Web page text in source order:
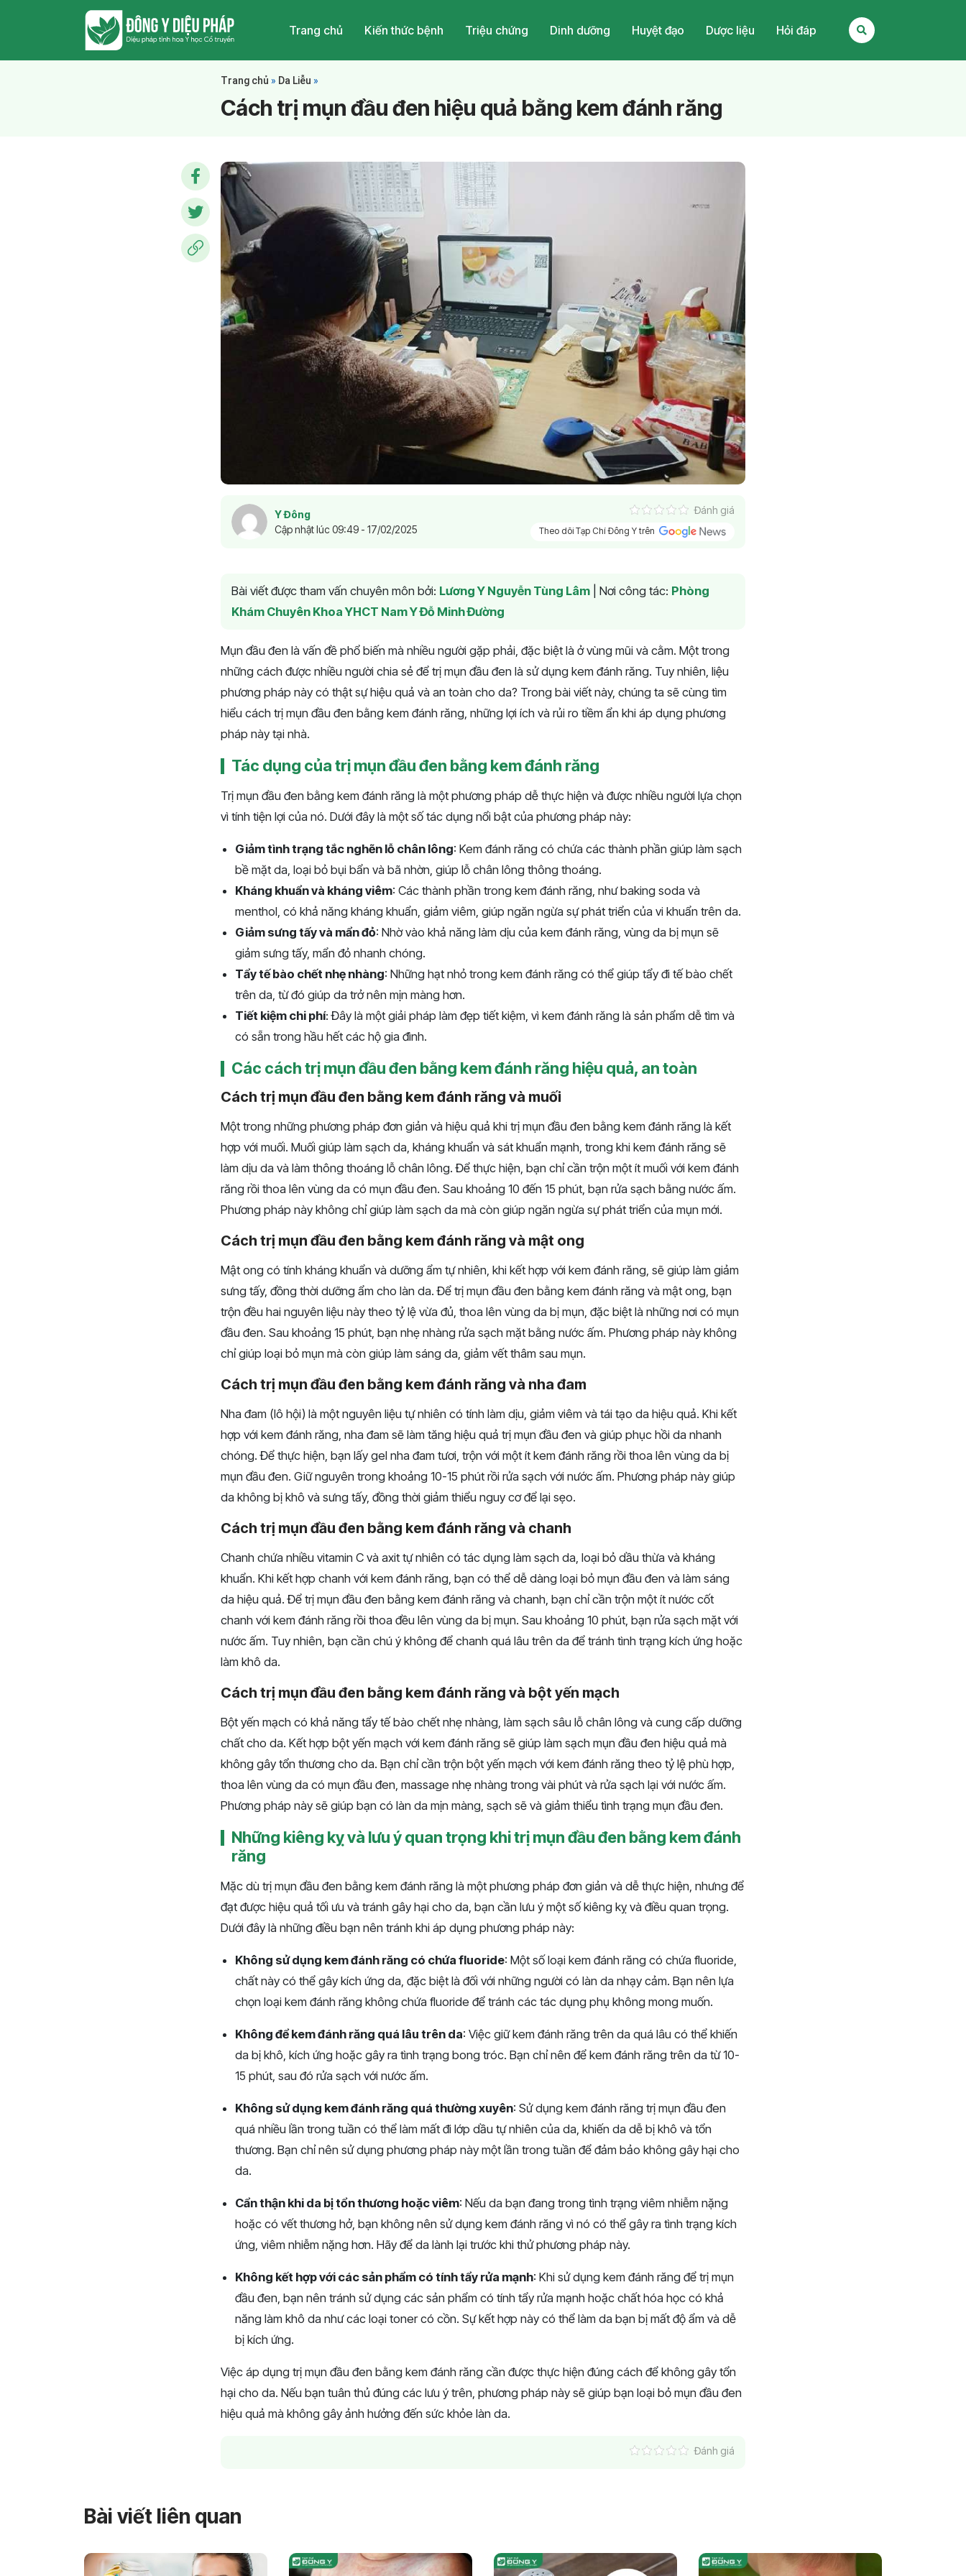
Trang chủ Kiến thức bệnh Triệu chứng Dinh dưỡng Huyệt đạo Dược liệu Hỏi đáp
Trang chủ » Da Liễu »
Cách trị mụn đầu đen hiệu quả bằng kem đánh răng
Y Đông
Cập nhật lúc 09:49 - 17/02/2025
Đánh giá
Theo dõi Tạp Chí Đông Y trên
Bài viết được tham vấn chuyên môn bởi: Lương Y Nguyễn Tùng Lâm Nơi công tác: Phòng
Khám Chuyên Khoa YHCT Nam Y Đỗ Minh Đường
Mụn đầu đen là vấn đề phổ biến mà nhiều người gặp phải, đặc biệt là ở vùng mũi và cằm. Một trong
những cách được nhiều người chia sẻ để trị mụn đầu đen là sử dụng kem đánh răng. Tuy nhiên, liệu
phương pháp này có thật sự hiệu quả và an toàn cho da? Trong bài viết này, chúng ta sẽ cùng tìm
hiểu cách trị mụn đầu đen bằng kem đánh răng, những lợi ích và rủi ro tiềm ẩn khi áp dụng phương
pháp này tại nhà.
Tác dụng của trị mụn đầu đen bằng kem đánh răng
Trị mụn đầu đen bằng kem đánh răng là một phương pháp dễ thực hiện và được nhiều người lựa chọn
vì tính tiện lợi của nó. Dưới đây là một số tác dụng nổi bật của phương pháp này:
Giảm tình trạng tắc nghẽn lỗ chân lông: Kem đánh răng có chứa các thành phần giúp làm sạch
bề mặt da, loại bỏ bụi bẩn và bã nhờn, giúp lỗ chân lông thông thoáng.
Kháng khuẩn và kháng viêm: Các thành phần trong kem đánh răng, như baking soda và
menthol, có khả năng kháng khuẩn, giảm viêm, giúp ngăn ngừa sự phát triển của vi khuẩn trên da.
Giảm sưng tấy và mẩn đỏ: Nhờ vào khả năng làm dịu của kem đánh răng, vùng da bị mụn sẽ
giảm sưng tấy, mẩn đỏ nhanh chóng.
Tẩy tế bào chết nhẹ nhàng: Những hạt nhỏ trong kem đánh răng có thể giúp tẩy đi tế bào chết
trên da, từ đó giúp da trở nên mịn màng hơn.
Tiết kiệm chi phí: Đây là một giải pháp làm đẹp tiết kiệm, vì kem đánh răng là sản phẩm dễ tìm và
có sẵn trong hầu hết các hộ gia đình.
Các cách trị mụn đầu đen bằng kem đánh răng hiệu quả, an toàn
Cách trị mụn đầu đen bằng kem đánh răng và muối
Một trong những phương pháp đơn giản và hiệu quả khi trị mụn đầu đen bằng kem đánh răng là kết
hợp với muối. Muối giúp làm sạch da, kháng khuẩn và sát khuẩn mạnh, trong khi kem đánh răng sẽ
làm dịu da và làm thông thoáng lỗ chân lông. Để thực hiện, bạn chỉ cần trộn một ít muối với kem đánh
răng rồi thoa lên vùng da có mụn đầu đen. Sau khoảng 10 đến 15 phút, bạn rửa sạch bằng nước ấm.
Phương pháp này không chỉ giúp làm sạch da mà còn giúp ngăn ngừa sự phát triển của mụn mới.
Cách trị mụn đầu đen bằng kem đánh răng và mật ong
Mật ong có tính kháng khuẩn và dưỡng ẩm tự nhiên, khi kết hợp với kem đánh răng, sẽ giúp làm giảm
sưng tấy, đồng thời dưỡng ẩm cho làn da. Để trị mụn đầu đen bằng kem đánh răng và mật ong, bạn
trộn đều hai nguyên liệu này theo tỷ lệ vừa đủ, thoa lên vùng da bị mụn, đặc biệt là những nơi có mụn
đầu đen. Sau khoảng 15 phút, bạn nhẹ nhàng rửa sạch mặt bằng nước ấm. Phương pháp này không
chỉ giúp loại bỏ mụn mà còn giúp làm sáng da, giảm vết thâm sau mụn.
Cách trị mụn đầu đen bằng kem đánh răng và nha đam
Nha đam (lô hội) là một nguyên liệu tự nhiên có tính làm dịu, giảm viêm và tái tạo da hiệu quả. Khi kết
hợp với kem đánh răng, nha đam sẽ làm tăng hiệu quả trị mụn đầu đen và giúp phục hồi da nhanh
chóng. Để thực hiện, bạn lấy gel nha đam tươi, trộn với một ít kem đánh răng rồi thoa lên vùng da bị
mụn đầu đen. Giữ nguyên trong khoảng 10-15 phút rồi rửa sạch với nước ấm. Phương pháp này giúp
da không bị khô và sưng tấy, đồng thời giảm thiểu nguy cơ để lại sẹo.
Cách trị mụn đầu đen bằng kem đánh răng và chanh
Chanh chứa nhiều vitamin C và axit tự nhiên có tác dụng làm sạch da, loại bỏ dầu thừa và kháng
khuẩn. Khi kết hợp chanh với kem đánh răng, bạn có thể dễ dàng loại bỏ mụn đầu đen và làm sáng
da hiệu quả. Để trị mụn đầu đen bằng kem đánh răng và chanh, bạn chỉ cần trộn một ít nước cốt
chanh với kem đánh răng rồi thoa đều lên vùng da bị mụn. Sau khoảng 10 phút, bạn rửa sạch mặt với
nước ấm. Tuy nhiên, bạn cần chú ý không để chanh quá lâu trên da để tránh tình trạng kích ứng hoặc
làm khô da.
Cách trị mụn đầu đen bằng kem đánh răng và bột yến mạch
Bột yến mạch có khả năng tẩy tế bào chết nhẹ nhàng, làm sạch sâu lỗ chân lông và cung cấp dưỡng
chất cho da. Kết hợp bột yến mạch với kem đánh răng sẽ giúp làm sạch mụn đầu đen hiệu quả mà
không gây tổn thương cho da. Bạn chỉ cần trộn bột yến mạch với kem đánh răng theo tỷ lệ phù hợp,
thoa lên vùng da có mụn đầu đen, massage nhẹ nhàng trong vài phút và rửa sạch lại với nước ấm.
Phương pháp này sẽ giúp bạn có làn da mịn màng, sạch sẽ và giảm thiểu tình trạng mụn đầu đen.
Những kiêng kỵ và lưu ý quan trọng khi trị mụn đầu đen bằng kem đánh
răng
Mặc dù trị mụn đầu đen bằng kem đánh răng là một phương pháp đơn giản và dễ thực hiện, nhưng để
đạt được hiệu quả tối ưu và tránh gây hại cho da, bạn cần lưu ý một số kiêng kỵ và điều quan trọng.
Dưới đây là những điều bạn nên tránh khi áp dụng phương pháp này:
Không sử dụng kem đánh răng có chứa fluoride: Một số loại kem đánh răng có chứa fluoride,
chất này có thể gây kích ứng da, đặc biệt là đối với những người có làn da nhạy cảm. Bạn nên lựa
chọn loại kem đánh răng không chứa fluoride để tránh các tác dụng phụ không mong muốn.
Không để kem đánh răng quá lâu trên da: Việc giữ kem đánh răng trên da quá lâu có thể khiến
da bị khô, kích ứng hoặc gây ra tình trạng bong tróc. Bạn chỉ nên để kem đánh răng trên da từ 10-
15 phút, sau đó rửa sạch với nước ấm.
Không sử dụng kem đánh răng quá thường xuyên: Sử dụng kem đánh răng trị mụn đầu đen
quá nhiều lần trong tuần có thể làm mất đi lớp dầu tự nhiên của da, khiến da dễ bị khô và tổn
thương. Bạn chỉ nên sử dụng phương pháp này một lần trong tuần để đảm bảo không gây hại cho
da.
Cẩn thận khi da bị tổn thương hoặc viêm: Nếu da bạn đang trong tình trạng viêm nhiễm nặng
hoặc có vết thương hở, bạn không nên sử dụng kem đánh răng vì nó có thể gây ra tình trạng kích
ứng, viêm nhiễm nặng hơn. Hãy để da lành lại trước khi thử phương pháp này.
Không kết hợp với các sản phẩm có tính tẩy rửa mạnh: Khi sử dụng kem đánh răng để trị mụn
đầu đen, bạn nên tránh sử dụng các sản phẩm có tính tẩy rửa mạnh hoặc chất hóa học có khả
năng làm khô da như các loại toner có cồn. Sự kết hợp này có thể làm da bạn bị mất độ ẩm và dễ
bị kích ứng.
Việc áp dụng trị mụn đầu đen bằng kem đánh răng cần được thực hiện đúng cách để không gây tổn
hại cho da. Nếu bạn tuân thủ đúng các lưu ý trên, phương pháp này sẽ giúp bạn loại bỏ mụn đầu đen
hiệu quả mà không gây ảnh hưởng đến sức khỏe làn da.
Đánh giá
Bài viết liên quan